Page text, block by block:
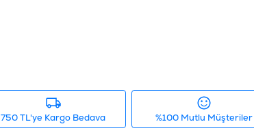
750 TL'ye Kargo Bedava %100 Mutlu Müşteriler